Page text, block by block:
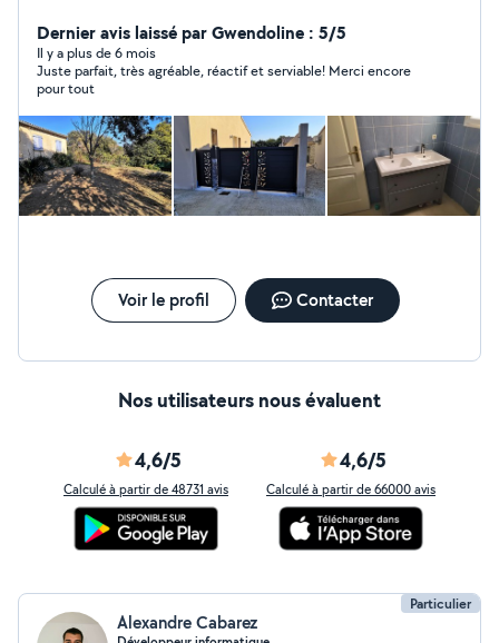
Dernier avis laissé par Gwendoline : 5/5
Il y a plus de 6 mois
Juste parfait, très agréable, réactif et serviable! Merci encore
pour tout
Voir le profil Contacter
Nos utilisateurs nous évaluent
4,6/5
Calculé à partir de 48731 avis
4,6/5
Calculé à partir de 66000 avis
Particulier
Alexandre Cabarez